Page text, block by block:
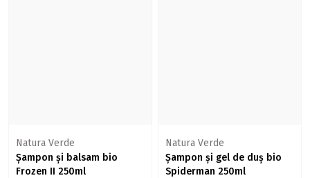
Natura Verde
Șampon și balsam bio
Frozen II 250ml
Natura Verde
Șampon și gel de duș bio
Spiderman 250ml